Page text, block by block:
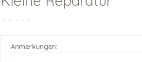
• • • • •
Anmerkungen: